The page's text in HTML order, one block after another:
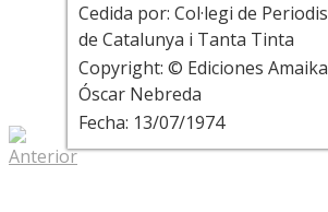
Cedida por: Col·legi de
de Catalunya i Tanta Tinta
Copyright: © Ediciones
Óscar Nebreda
Fecha: 13/07/1974